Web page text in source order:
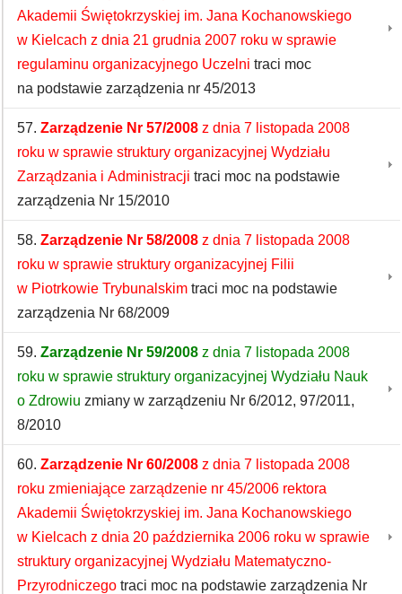
Akademii Świętokrzyskiej im. Jana Kochanowskiego
w Kielcach z dnia 21 grudnia 2007 roku w sprawie
regulaminu organizacyjnego Uczelni traci moc
na podstawie zarządzenia nr 45/2013
57. Zarządzenie Nr 57/2008 z dnia 7 listopada 2008
roku w sprawie struktury organizacyjnej Wydziału
Zarządzania i Administracji traci moc na podstawie
zarządzenia Nr 15/2010
58. Zarządzenie Nr 58/2008 z dnia 7 listopada 2008
roku w sprawie struktury organizacyjnej Filii
w Piotrkowie Trybunalskim traci moc na podstawie
zarządzenia Nr 68/2009
59. Zarządzenie Nr 59/2008 z dnia 7 listopada 2008
roku w sprawie struktury organizacyjnej Wydziału Nauk
o Zdrowiu zmiany w zarządzeniu Nr 6/2012, 97/2011,
8/2010
60. Zarządzenie Nr 60/2008 z dnia 7 listopada 2008
roku zmieniające zarządzenie nr 45/2006 rektora
Akademii Świętokrzyskiej im. Jana Kochanowskiego
w Kielcach z dnia 20 października 2006 roku w sprawie
struktury organizacyjnej Wydziału Matematyczno-
Przyrodniczego traci moc na podstawie zarządzenia Nr